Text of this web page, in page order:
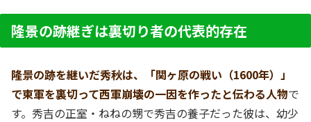
隆景の跡継ぎは裏切り者の代表的存在
隆景の跡を継いだ秀秋は、「関ヶ原の戦い（1600年）」
で東軍を裏切って西軍崩壊の一因を作ったと伝わる人物で
す。秀吉の正室・ねねの甥で秀吉の養子だった彼は、幼少